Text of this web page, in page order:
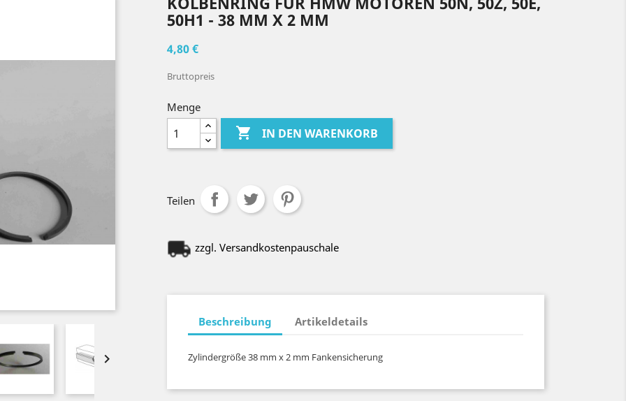

50H1 - 38 MM X 2 MM
4,80 €
Bruttopreis
Menge
 IN DEN WARENKORB
Teilen
zzgl. Versandkostenpauschale
Beschreibung Artikeldetails
Zylindergröße 38 mm x 2 mm Fankensicherung